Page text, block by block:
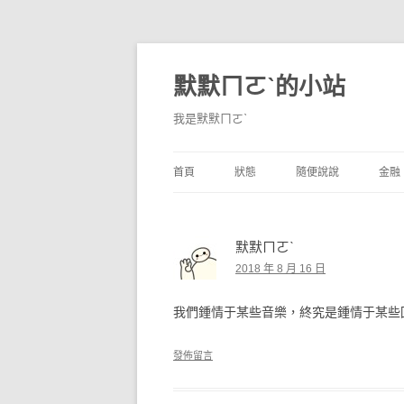
默默ㄇㄛˋ的小站
我是默默ㄇㄛˋ
首頁 狀態
獨白
隨便說說 金融
境
默默ㄇㄛˋ
2018 年 8 月 16 日
我們鍾情于某些音樂，終究是鍾情于某些
發佈留言